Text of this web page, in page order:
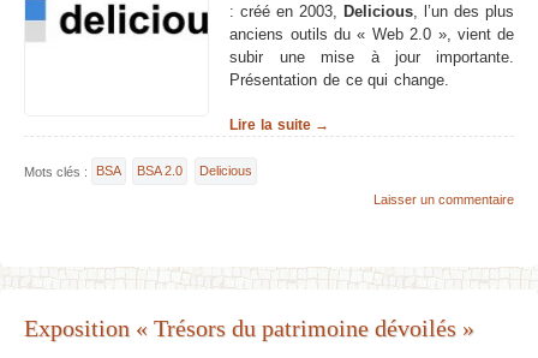
: créé en 2003, Delicious, l’un des plus
anciens outils du « Web 2.0 », vient de
subir une mise à jour importante.
Présentation de ce qui change.
Lire la suite →
Mots clés : BSA BSA 2.0
Delicious
Laisser un commentaire
Exposition « Trésors du patrimoine dévoilés »